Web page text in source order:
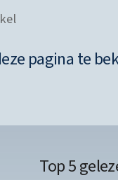
pagina te
Top 5